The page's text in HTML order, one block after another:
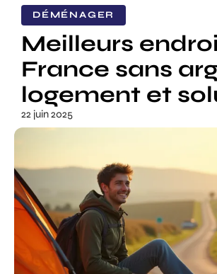
DÉMÉNAGER
Meilleurs
France sans
logement et
22 juin 2025